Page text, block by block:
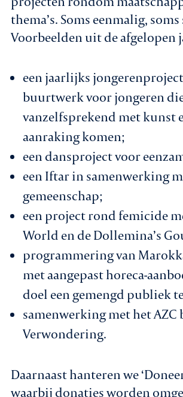
thema’s. Soms eenmalig,
Voorbeelden uit de afgelopen
een jaarlijks
buurtwerk voor jongeren
vanzelfsprekend met kunst
aanraking komen;
een dansproject voor
een Iftar in samenwerking
gemeenschap;
een project rond femicide
World en de Dollemina’s
programmering van
met aangepast horeca-
doel een gemengd publiek
samenwerking met het AZC
Verwondering.
Daarnaast hanteren we
waarbij donaties worden